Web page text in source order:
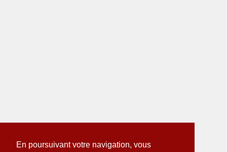
En poursuivant votre navigation, vous